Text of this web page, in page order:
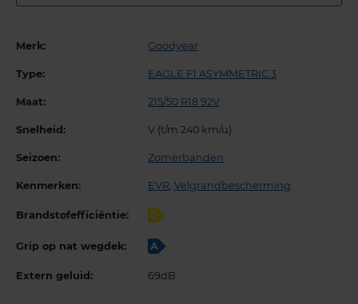
Merk: Goodyear
Type: EAGLE F1 ASYMMETRIC 3
Maat: 215/50 R18 92V
Snelheid: V (t/m 240 km/u)
Seizoen: Zomerbanden
Kenmerken: EVR, Velgrandbescherming
Brandstofefficiëntie: C
Grip op nat wegdek: A
Extern geluid: 69dB